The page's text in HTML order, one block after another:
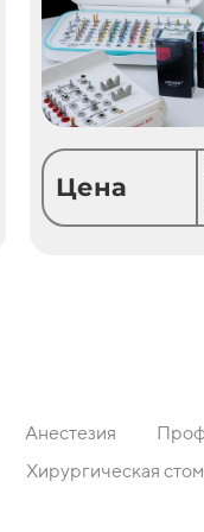
Цена
Анестезия
Хирургическая